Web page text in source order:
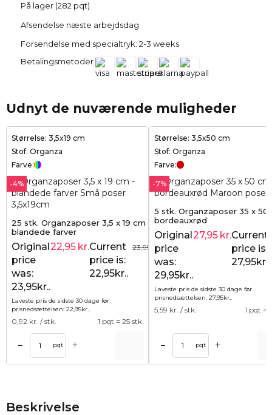
På lager (282 pqt)
Afsendelse næste arbejdsdag
Forsendelse med specialtryk: 2-3 weeks
Betalingsmetoder
Udnyt de nuværende muligheder
Størrelse: 3,5x19 cm
Stof: Organza
Farve:
-4%
25 stk. Organzaposer 3,5 x 19 cm -
blandede farver
23,95 kr.
Original
price
was:
23,95kr..
22,95 kr.Current
price is:
22,95kr..
Laveste pris de sidste 30 dage før
prisnedsættelsen: 22,95kr..
0,92 kr. / stk. 1 pqt = 25 stk.
– pqt +
Størrelse: 3,5x50 cm
Stof: Organza
Farve:
-7%
5 stk. Organzaposer 35 x 50
bordeauxrød
Original
price
was:
29,95kr..
27,95 kr.Current
price is:
27,95kr..
Laveste pris de sidste 30 dage før
prisnedsættelsen: 27,95kr..
5,59 kr. / stk. 1 pqt =
– pqt +
Beskrivelse